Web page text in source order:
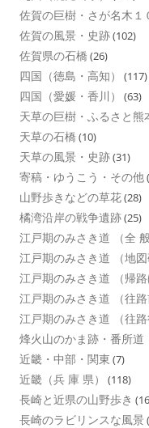
佐賀の巨樹・さが名木１
佐賀の風景・史跡(102)
佐賀県の石橋 (26)
四国（徳島・高知） (117)
四国（愛媛・香川） (63)
天草の巨樹・ふるさと熊
天草の石橋 (10)
天草の風景・史跡(31)
寄稿・ゆうこう・その他
山野歩きなどの草花(28)
橘湾沿岸の戦争遺跡(25)
江戸期のみさき道 （全 般
江戸期のみさき道 （地図
江戸期のみさき道 （帰路
江戸期のみさき道 （往路
江戸期のみさき道 （往路
烽火山のかま跡・番所道
近畿・中部・関東 (7)
近畿（兵 庫 県） (118)
長崎と近県の山野歩き
長崎のラビリンスな風景